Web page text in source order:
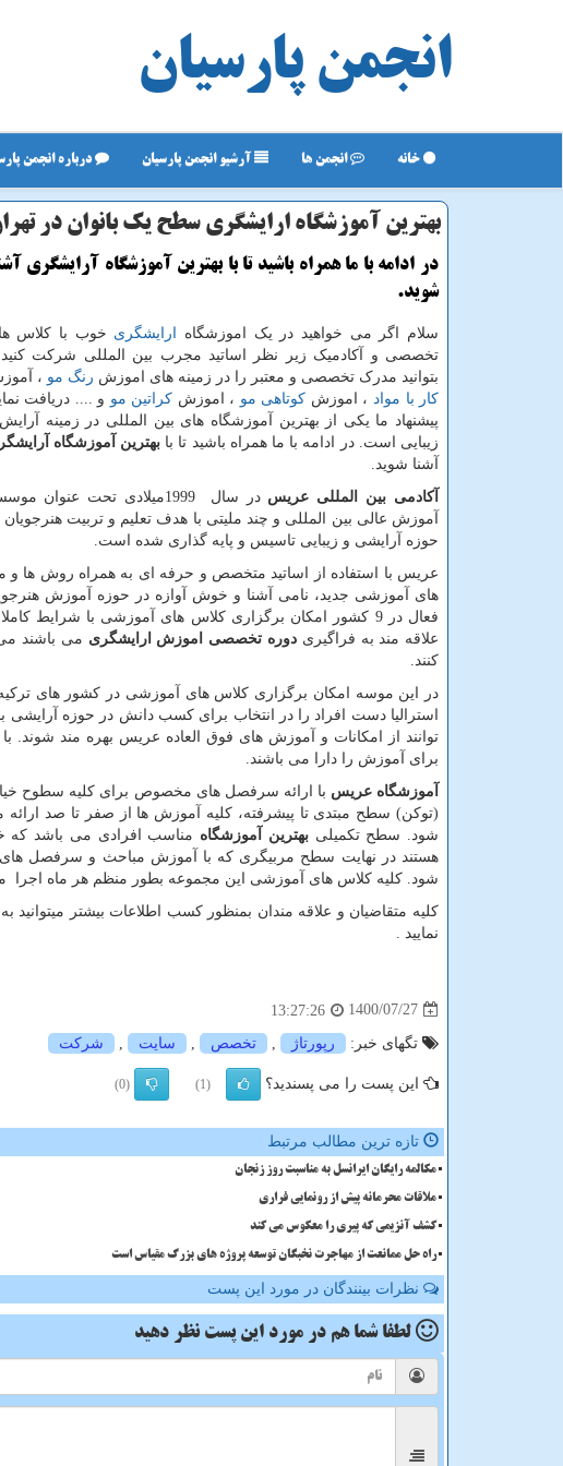
انجمن پارسیان
خانه انجمن ها آرشیو انجمن پارسیان درباره انجمن
بهترین آموزشگاه ارایشگری سطح یک بانوان در
در ادامه با ما همراه باشید تا با بهترین آموزشگاه آرایشگری
شوید.
سلام اگر می خواهید در یک اموزشگاه ارایشگری خوب با کلاس
تخصصی و آکادمیک زیر نظر اساتید مجرب بین المللی شرکت کنید
بتوانید مدرک تخصصی و معتبر را در زمینه های اموزش رنگ مو ،
کار با مواد ، اموزش کوتاهی مو ، اموزش کراتین مو و .... دریافت
پیشنهاد ما یکی از بهترین آموزشگاه های بین المللی در زمینه
زیبایی است. در ادامه با ما همراه باشید تا بابهترین آموزشگاه
آشنا شوید.
آکادمی بین المللی عریس در سال 1999میلادی تحت عنوان
آموزش عالی بین المللی و چند ملیتی با هدف تعلیم و تربیت هنرجویان
حوزه آرایشی و زیبایی تاسیس و پایه گذاری شده است.
عریس با استفاده از اساتید متخصص و حرفه ای به همراه روش ها و
های آموزشی جدید، نامی آشنا و خوش آوازه در حوزه آموزش
فعال در 9 کشور امکان برگزاری کلاس های آموزشی با
علاقه مند به فراگیریدوره تخصصی اموزش ارایشگری می باشند می
کنند.
در این موسه امکان برگزاری کلاس های آموزشی در کشور های ترکیه
استرالیا دست افراد را در انتخاب برای کسب دانش در حوزه
توانند از امکانات و آموزش های فوق العاده عریس بهره مند شوند.
برای آموزش را دارا می باشند.
آموزشگاه عریس با ارائه سرفصل های مخصوص برای کلیه سطوح
(توکن) سطح مبتدی تا پیشرفته، کلیه آموزش ها از صفر تا صد
شود. سطح تکمیلیبهترین آموزشگاه مناسب افرادی می باشد که
هستند در نهایت سطح مربیگری که با آموزش مباحث و سرفصل
شود. کلیه کلاس های آموزشی این مجموعه بطور منظم هر ماه اجرا
کلیه متقاضیان و علاقه مندان بمنظور کسب اطلاعات بیشتر
نمایید .
1400/07/27
13:27:26
تگهای خبر: رپورتاژ تخصص سایت شركت
این پست را می پسندید؟ (1)
(0)
تازه ترین مطالب مرتبط
مکالمه رایگان ایرانسل به مناسبت روز زنجان
ملاقات محرمانه پیش از رونمایی فراری
کشف آنزیمی که پیری را معکوس می کند
راه حل ممانعت از مهاجرت نخبگان توسعه پروژه های بزرگ مقیاس است
نظرات بینندگان در مورد این پست
لطفا شما هم در مورد این پست نظر دهید